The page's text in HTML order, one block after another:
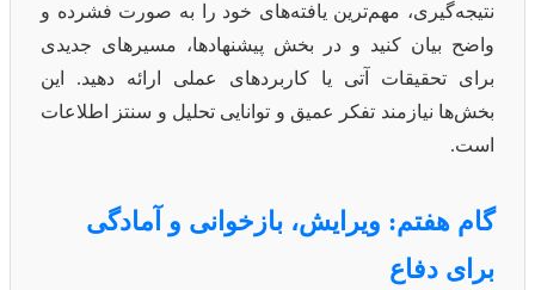
نتیجه‌گیری، مهم‌ترین یافته‌های خود را به صورت فشرده و
واضح بیان کنید و در بخش پیشنهادها، مسیرهای جدیدی
برای تحقیقات آتی یا کاربردهای عملی ارائه دهید. این
بخش‌ها نیازمند تفکر عمیق و توانایی تحلیل و سنتز اطلاعات
است.
گام هفتم: ویرایش، بازخوانی و آمادگی
برای دفاع